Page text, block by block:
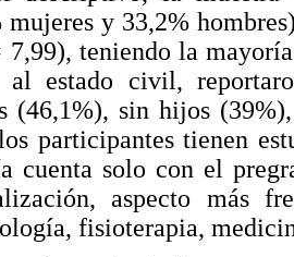
mujeres y 33,2%
teniendo la
al estado civil,
(46,1%), sin hijos
participantes tienen
cuenta solo con el
aspecto más
fisioterapia,